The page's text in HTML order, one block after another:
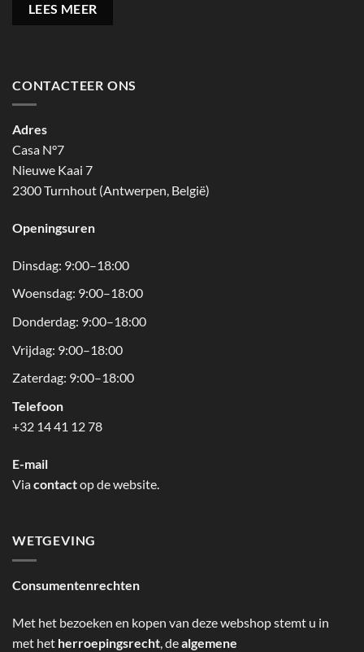
LEES MEER
CONTACTEER ONS
Adres
Casa N°7
Nieuwe Kaai 7
2300 Turnhout (Antwerpen, België)
Openingsuren
Dinsdag: 9:00–18:00
Woensdag: 9:00–18:00
Donderdag: 9:00–18:00
Vrijdag: 9:00–18:00
Zaterdag: 9:00–18:00
Telefoon
+32 14 41 12 78
E-mail
Viacontactop de website.
WETGEVING
Consumentenrechten
Met het bezoeken en kopen van deze webshop stemt u in
met het herroepingsrecht , dealgemene